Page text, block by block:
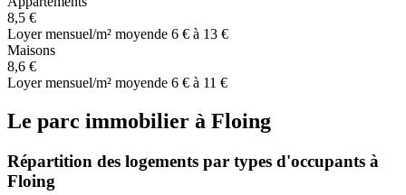
8,5 €
Loyer mensuel/m² moyende 6 € à 13 €
Maisons
8,6 €
Loyer mensuel/m² moyende 6 € à 11 €
Le parc immobilier à Floing
Répartition des logements par types d'occupants à
Floing